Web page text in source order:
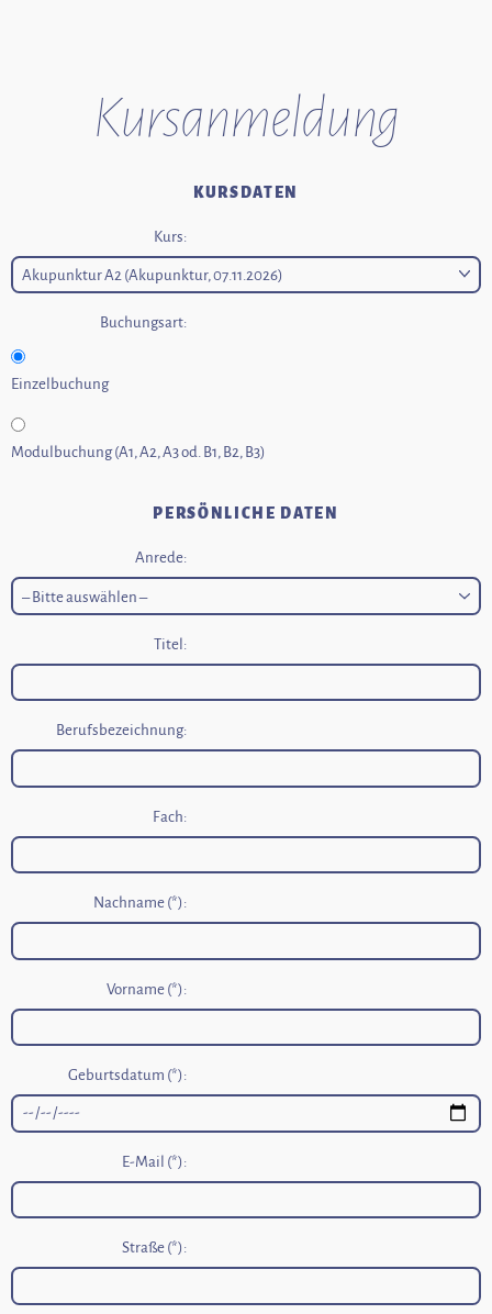
Kurs­anmeldung
KURSDATEN
Kurs:
Buchungsart:
Einzelbuchung
Modulbuchung (A1, A2, A3 od. B1, B2, B3)
PERSÖNLICHE DATEN
Anrede:
Titel:
Berufsbezeichnung:
Fach:
Nachname (*):
Vorname (*):
Geburtsdatum (*):
E-Mail (*):
Straße (*):